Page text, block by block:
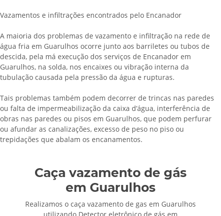
Vazamentos e infiltrações encontrados pelo Encanador
A maioria dos problemas de vazamento e infiltração na rede de
água fria em Guarulhos ocorre junto aos barriletes ou tubos de
descida, pela má execução dos serviços de Encanador em
Guarulhos, na solda, nos encaixes ou vibração interna da
tubulação causada pela pressão da água e rupturas.
Tais problemas também podem decorrer de trincas nas paredes
ou falta de impermeabilização da caixa d’água, interferência de
obras nas paredes ou pisos em Guarulhos, que podem perfurar
ou afundar as canalizações, excesso de peso no piso ou
trepidações que abalam os encanamentos.
Caça vazamento de gás
em Guarulhos
Realizamos o caça vazamento de gas em Guarulhos